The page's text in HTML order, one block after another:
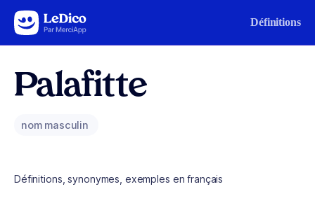
Aller au contenu Définitions
Palafitte
nom masculin
Définitions, synonymes, exemples en français